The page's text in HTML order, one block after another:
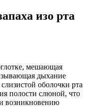
изо рта
мешающая
дыхание
оболочки рта
полости слюной, что
возникновению